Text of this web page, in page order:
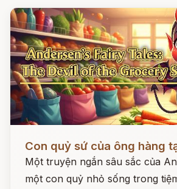
Con quỷ sứ của ông hàng
Một truyện ngắn sâu sắc của
một con quỷ nhỏ sống trong